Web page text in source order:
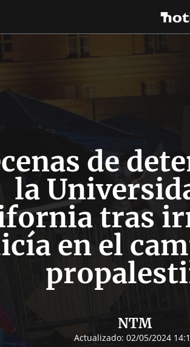
de
la
tras
en el
NTM
Actualizado: 02/05/2024